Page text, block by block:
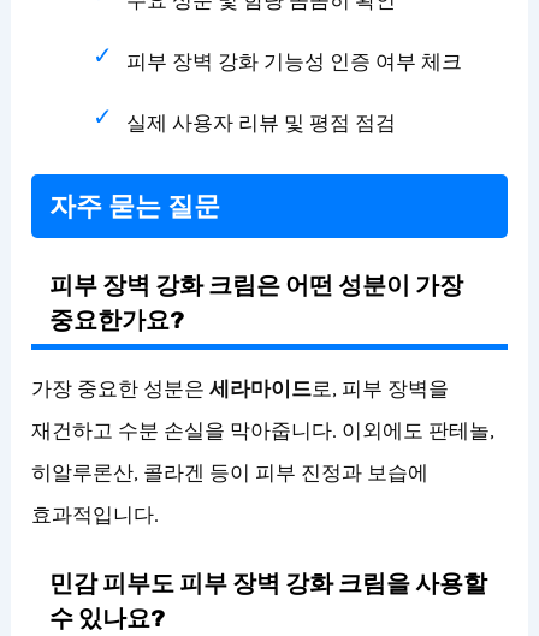
피부 장벽 강화 기능성 인증 여부 체크
실제 사용자 리뷰 및 평점 점검
자주 묻는 질문
피부 장벽 강화 크림은 어떤 성분이 가장
중요한가요?
가장 중요한 성분은세라마이드로, 피부 장벽을
재건하고 수분 손실을 막아줍니다. 이외에도 판테놀,
히알루론산, 콜라겐 등이 피부 진정과 보습에
효과적입니다.
민감 피부도 피부 장벽 강화 크림을 사용할
수 있나요?